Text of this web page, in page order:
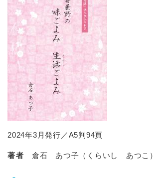
2024年3月発行／A5判94頁
著者 倉石 あつ子（くらいし あつこ）